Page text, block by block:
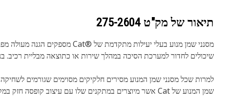
תיאור של מק"ט 275-2604
מסנני שמן מנוע בעלי יעילות מתקדמת של Cat®‎ מספקים הגנה מעולה מפני חלקיקים
שיכולים לחדור למערכת הסיכה במהלך שירות או כתוצאה מבליית רכיב.
למרות שכל מסנני שמן המנוע מסירים חלקיקים מסוימים שגורמים
שמן המנוע של Cat אשר מיוצרים במתקנים שלו עם עיצוב קופסה חזק במקשה אחת וצינור מרכזי שאינו מתכתי, מגדילים את הניקיון ומצמצמים דליפות אפשריות.